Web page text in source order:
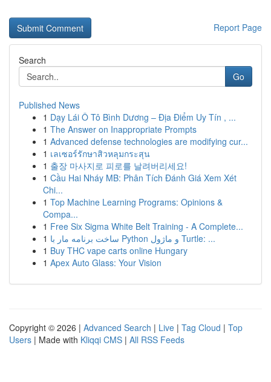
Report Page
Search
Go
Published News
1 Dạy Lái Ô Tô Bình Dương – Địa Điểm Uy Tín , ...
1 The Answer on Inappropriate Prompts
1 Advanced defense technologies are modifying cur...
1 เลเซอร์รักษาสิวหลุมกระสุน
1 출장 마사지로 피로를 날려버리세요!
1 Cầu Hai Nháy MB: Phân Tích Đánh Giá Xem Xét
Chi...
1 Top Machine Learning Programs: Opinions &
Compa...
1 Free Six Sigma White Belt Training - A Complete...
1
ساخت برنامه مار با Python و ماژول Turtle: ...
1 Buy THC vape carts online Hungary
1 Apex Auto Glass: Your Vision
Copyright © 2026 | Advanced Search | Live | Tag Cloud | Top
Users | Made with Kliqqi CMS | All RSS Feeds